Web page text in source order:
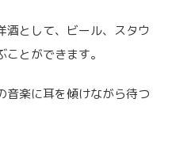
酒として、ビール、スタウ
とができます。
音楽に耳を傾けながら待つ